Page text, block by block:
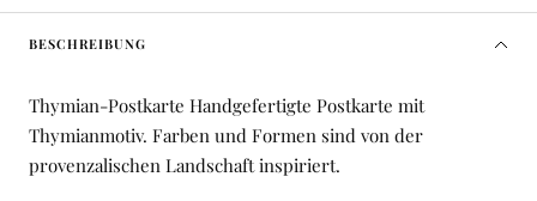
BESCHREIBUNG
Thymian-Postkarte Handgefertigte Postkarte mit
Thymianmotiv. Farben und Formen sind von der
provenzalischen Landschaft inspiriert.